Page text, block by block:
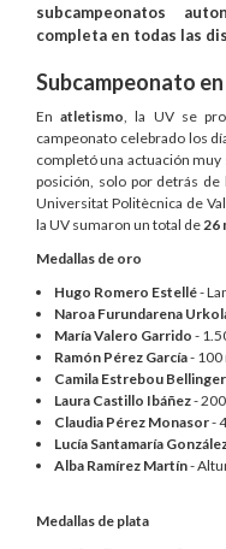
subcampeonatos
completa en todas las
Subcampeonato
Enatletismo , la UV se
campeonato celebrado los
completó una actuación
posición, solo por detrás
Universitat Politècnica de
la UV sumaron un total de 26
Medallas de oro
Hugo Romero Estellé-
Naroa Furundarena
María Valero Garrido -
Ramón Pérez García- 100
Camila Estrebou
Laura Castillo Ibáñez-
Claudia Pérez Monasor-
Lucía Santamaría
Alba Ramírez Martín-
Medallas de plata